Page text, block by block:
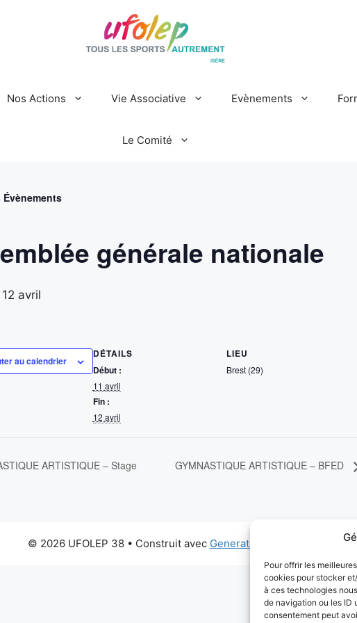
Pour offrir les
cookies pour stocker
à ces technologies
de navigation ou les ID
consentement peut
Nos Actions Vie Associative Evènements
Le Comité
Évènements
générale nationale
12 avril
au calendrier
DÉTAILS
Début :
11 avril
Fin :
12 avril
LIEU
Brest (29)
ARTISTIQUE – Stage GYMNASTIQUE ARTISTIQUE – BFED
© 2026 UFOLEP 38• Construit avec GeneratePress